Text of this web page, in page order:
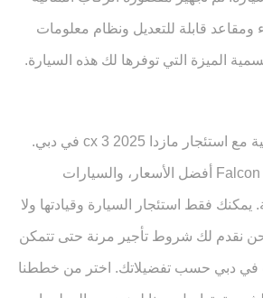
ومقاعد قابلة للتعديل ونظام معلومات
الميزة التي توفرها لك هذه السيارة.
استمتع بالأناقة الحقيقية مع استئجار مازدا cx 3 2025 في دبي.
تقدم لك شركة Falcon Drive أفضل الأسعار، والسيارات
يمكنك فقط استئجار السيارة وقيادتها ولا
نقدم لك شروط تأجير مرنة حتى تتمكن
في دبي حسب تفضيلاتك. اختر من خططنا